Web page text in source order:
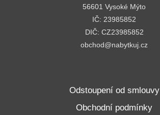
56601 Vysoké Mýto
IČ: 23985852
DIČ: CZ23985852
obchod@nabytkuj.cz
Odstoupení od smlouvy
Obchodní podmínky